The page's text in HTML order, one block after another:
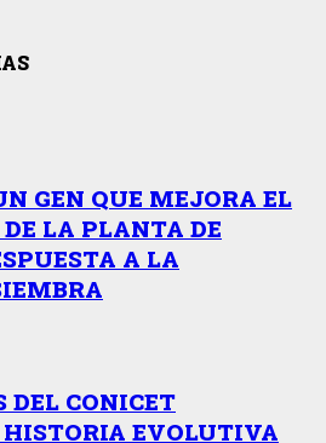
GEN QUE MEJORA EL
LA PLANTA DE
A LA
DEL CONICET
EVOLUTIVA